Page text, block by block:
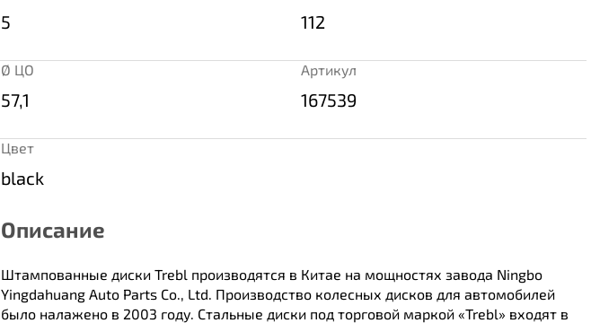
5 112
Ø ЦО
57,1
Артикул
167539
Цвет
black
Описание
Штампованные диски Trebl производятся в Китае на мощностях завода Ningbo
Yingdahuang Auto Parts Co., Ltd. Производство колесных дисков для автомобилей
было налажено в 2003 году. Стальные диски под торговой маркой «Trebl» входят в